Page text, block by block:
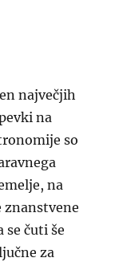
največjih
na
so
na
znanstvene
se čuti še
za